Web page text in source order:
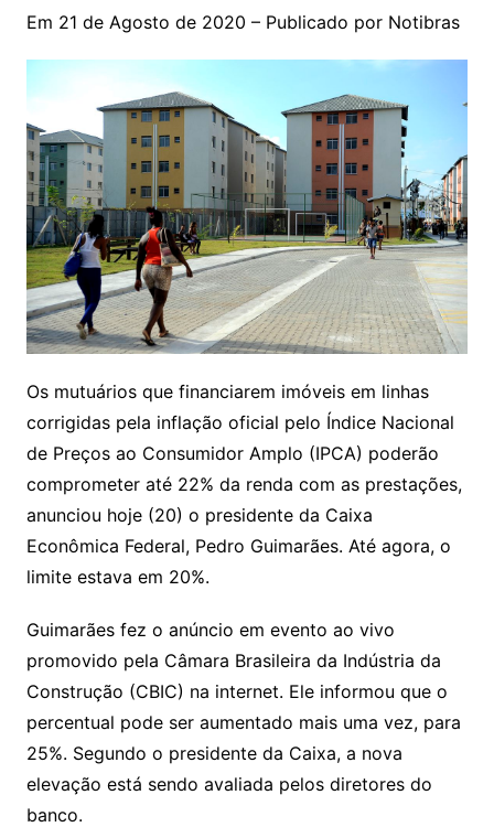
Em 21 de Agosto de 2020 – Publicado por Notibras
Os mutuários que financiarem imóveis em linhas
corrigidas pela inflação oficial pelo Índice Nacional
de Preços ao Consumidor Amplo (IPCA) poderão
comprometer até 22% da renda com as prestações,
anunciou hoje (20) o presidente da Caixa
Econômica Federal, Pedro Guimarães. Até agora, o
limite estava em 20%.
Guimarães fez o anúncio em evento ao vivo
promovido pela Câmara Brasileira da Indústria da
Construção (CBIC) na internet. Ele informou que o
percentual pode ser aumentado mais uma vez, para
25%. Segundo o presidente da Caixa, a nova
elevação está sendo avaliada pelos diretores do
banco.